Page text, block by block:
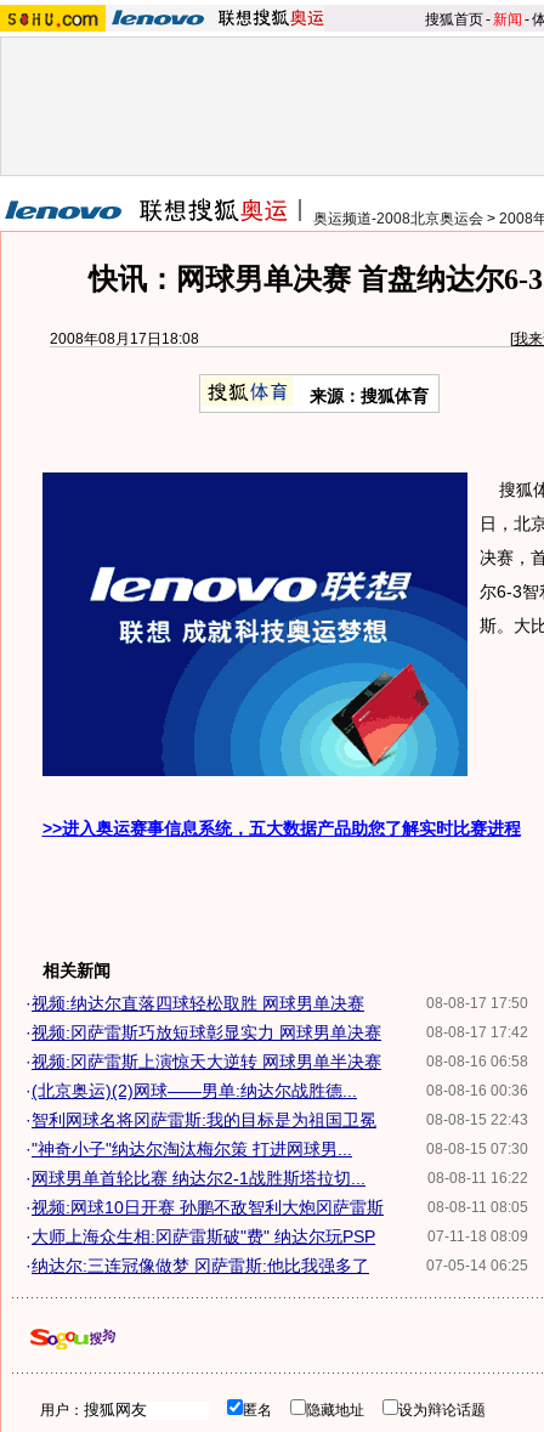
搜狐首页-新闻 -
奥运频道-2008北京奥运会 > 2008
快讯：网球男单决赛 首盘纳达尔6-
2008年08月17日18:08 [我
来源：搜狐体育
搜狐
日，北
决赛，
尔6-3智
斯。大
>>进入奥运赛事信息系统，五大数据产品助您了解实时比赛进程
相关新闻
08-08-17 17:50
·视频:纳达尔直落四球轻松取胜 网球男单决赛
08-08-17 17:42
·视频:冈萨雷斯巧放短球彰显实力 网球男单决赛
08-08-16 06:58
·视频:冈萨雷斯上演惊天大逆转 网球男单半决赛
08-08-16 00:36
·(北京奥运)(2)网球——男单:纳达尔战胜德...
08-08-15 22:43
·智利网球名将冈萨雷斯:我的目标是为祖国卫冕
08-08-15 07:30
·"神奇小子"纳达尔淘汰梅尔策 打进网球男...
08-08-11 16:22
·网球男单首轮比赛 纳达尔2-1战胜斯塔拉切...
08-08-11 08:05
·视频:网球10日开赛 孙鹏不敌智利大炮冈萨雷斯
07-11-18 08:09
·大师上海众生相:冈萨雷斯破"费" 纳达尔玩PSP
07-05-14 06:25
·纳达尔:三连冠像做梦 冈萨雷斯:他比我强多了
用户： 匿名 隐藏地址
设为辩论话题